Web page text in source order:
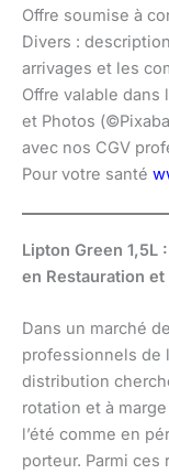
Offre soumise à
Divers :
arrivages et les
Offre valable
et Photos
avec nos CGV
Pour votre santé
Lipton Green 1,5L
en Restauration et
Dans un marché
professionnels de
distribution
rotation et à
l’été comme en
porteur. Parmi ces